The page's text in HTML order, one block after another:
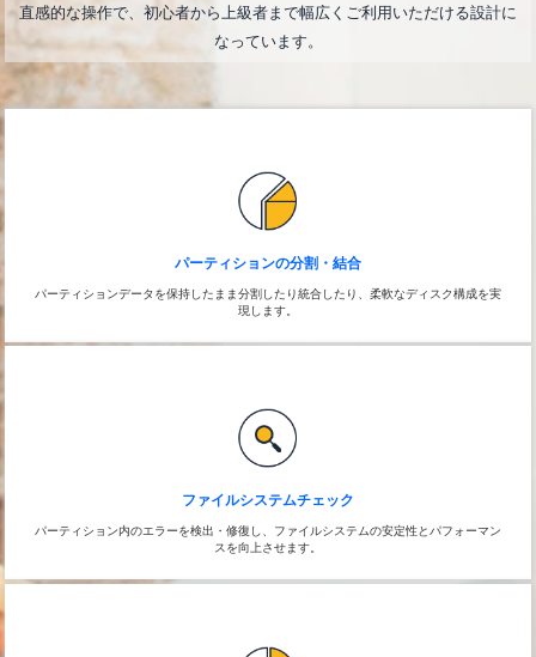
直感的な操作で、初心者から上級者まで幅広くご利用いただける設計に
なっています。
パーティションの分割・結合
パーティションデータを保持したまま分割したり統合したり、柔軟なディスク構成を実
現します。
ファイルシステムチェック
パーティション内のエラーを検出・修復し、ファイルシステムの安定性とパフォーマン
スを向上させます。